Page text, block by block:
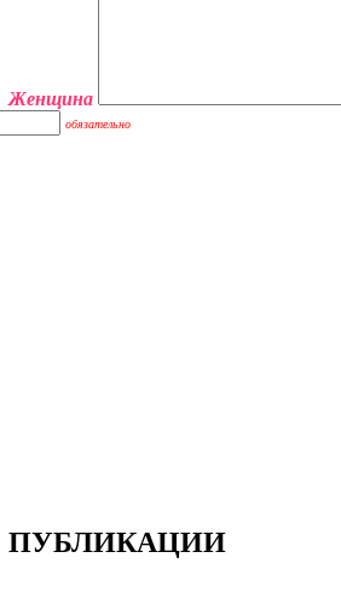
Женщина
обязательно
ПУБЛИКАЦИИ